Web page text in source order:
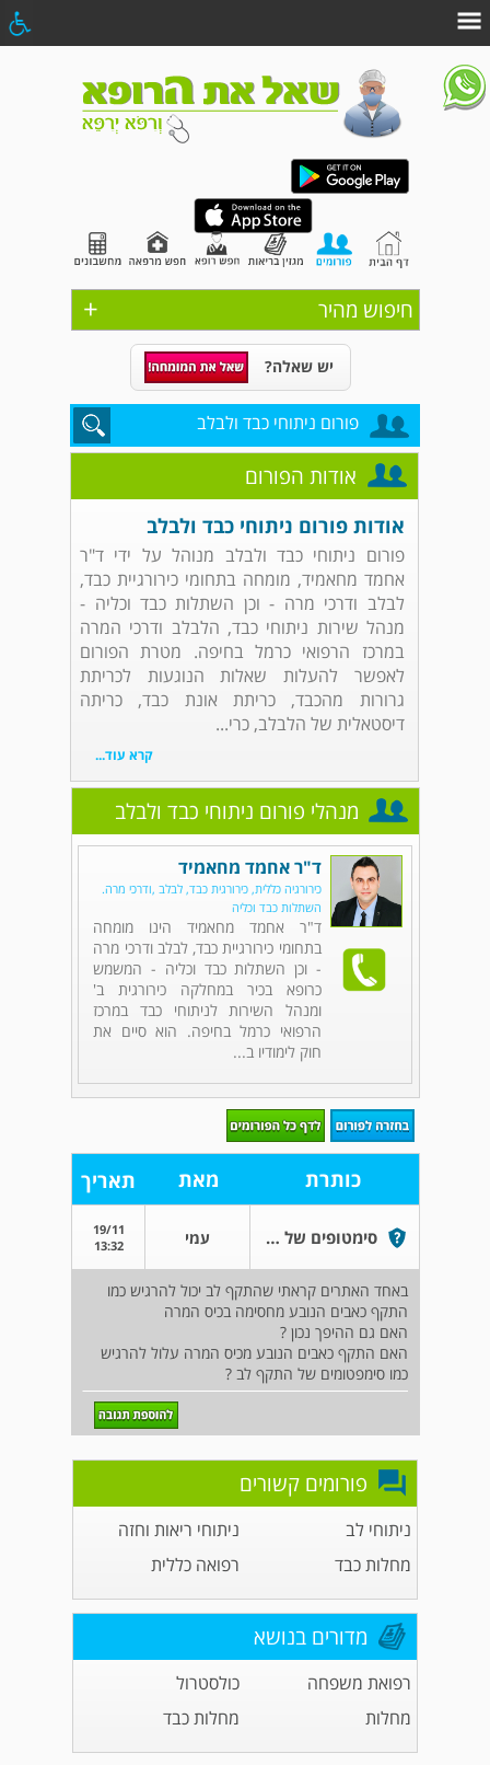
+ חיפוש מהיר
יש שאלה?
פורום ניתוחי כבד ולבלב
אודות הפורום
אודות פורום ניתוחי כבד ולבלב
פורום ניתוחי כבד ולבלב מנוהל על ידי ד"ר
אחמד מחאמיד, מומחה בתחומי כירורגיית כבד,
לבלב ודרכי מרה - וכן השתלות כבד וכליה -
מנהל שירות ניתוחי כבד, הלבלב ודרכי המרה
במרכז הרפואי כרמל בחיפה. מטרת הפורום
לאפשר להעלות שאלות הנוגעות לכריתת
גרורות מהכבד, כריתת אונת כבד, כריתה
דיסטאלית של הלבלב, כרי...
קרא עוד...
מנהלי פורום ניתוחי כבד ולבלב
ד"ר אחמד מחאמיד
כירורגיה כללית, כירורגית כבד, לבלב ,ודרכי מרה.
השתלות כבד וכליה
ד"ר אחמד מחאמיד הינו מומחה
בתחומי כירורגיית כבד, לבלב ודרכי מרה
- וכן השתלות כבד וכליה - המשמש
כרופא בכיר במחלקה כירורגית ב'
ומנהל השירות לניתוחי כבד במרכז
הרפואי כרמל בחיפה. הוא סיים את
חוק לימודיו ב...
כותרת מאת תאריך
סימטופים של כאב מכיס המרה עמי
19/11
13:32
באחד האתרים קראתי שהתקף לב יכול להרגיש כמו
התקף כאבים הנובע מחסימה בכיס המרה
האם גם ההיפך נכון ?
האם התקף כאבים הנובע מכיס המרה עלול להרגיש
כמו סימפטומים של התקף לב ?
פורומים קשורים
ניתוחי לב
ניתוחי ריאות וחזה
מחלות כבד
רפואה כללית
מדורים בנושא
רפואת משפחה
כולסטרול
מחלות
מחלות כבד